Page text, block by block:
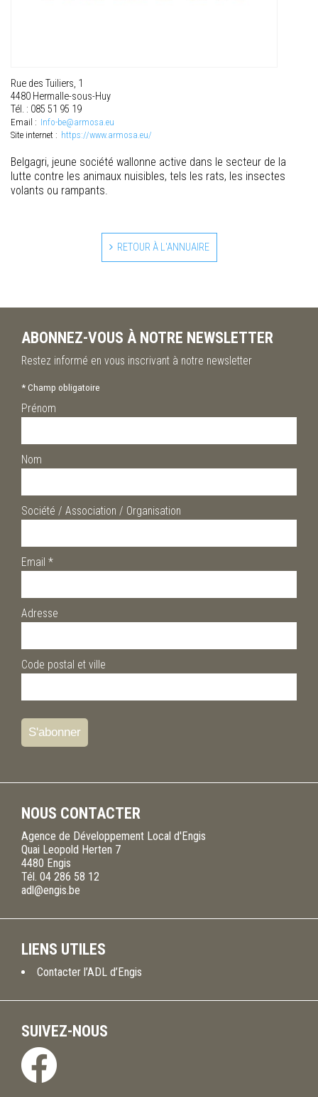
Rue des Tuiliers, 1
4480 Hermalle-sous-Huy
Tél. : 085 51 95 19
Email : Info-be@armosa.eu
Site internet : https://www.armosa.eu/
Belgagri, jeune société wallonne active dans le secteur de la
lutte contre les animaux nuisibles, tels les rats, les insectes
volants ou rampants.
RETOUR À L'ANNUAIRE
ABONNEZ-VOUS À NOTRE NEWSLETTER
Restez informé en vous inscrivant à notre newsletter
*Champ obligatoire
Prénom
Nom
Société / Association / Organisation
Email *
Adresse
Code postal et ville
NOUS CONTACTER
Agence de Développement Local d'Engis
Quai Leopold Herten 7
4480 Engis
Tél. 04 286 58 12
adl@engis.be
LIENS UTILES
Contacter l’ADL d’Engis
SUIVEZ-NOUS